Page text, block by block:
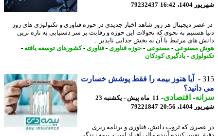
16:42
79232437
دیجیتال هر روز شاهد اخبار جدیدی در حوزه فناوری و تکنولوژی های روز
هستیم به نحوی که تحولات این حوزه و رقابت بر سر دستیابی به تازه ترین
های مرتبط با آن به بخش جدایی ناپذیر ...
مصنوعی-مصنوعی-حوزه فناوری- فناوری- کشورهای توسعه یافته -
-یادگیری کودکان
آیا هنوز بیمه را فقط پوشش خسارت
- اقتصادی-
11 ماه پیش - یکشنبه 23
20:56
79221847
که ثروتِ دانش، فناوری و برنامه ریزی